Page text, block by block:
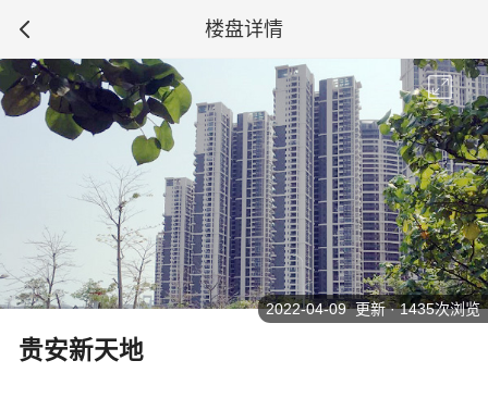
楼盘详情
贵安新天地
2022-04-09 更新 · 1435次浏览